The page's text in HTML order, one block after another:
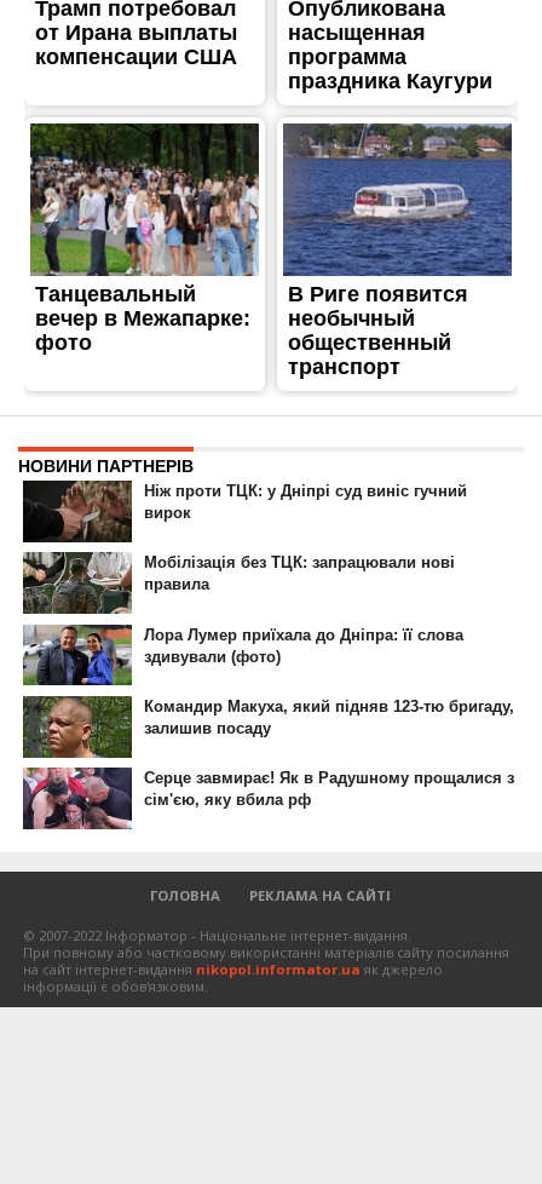
ГОЛОВНА РЕКЛАМА НА САЙТІ
© 2007-2022 Інформатор - Національне інтернет-видання.
При повному або частковому використанні матеріалів сайту посилання
на сайт інтернет-видання nikopol.informator.ua як джерело
інформації є обов'язковим.